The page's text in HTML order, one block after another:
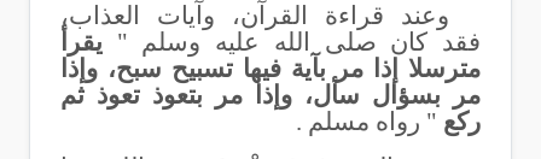
وعند قراءة القرآن، وآيات العذاب،
فقد كان صلى الله عليه وسلم " يقرأ
مترسلا إذا مر بآية فيها تسبيح سبح، وإذا
مر بسؤال سأل، وإذا مر بتعوذ تعوذ ثم
ركع " رواه مسلم .